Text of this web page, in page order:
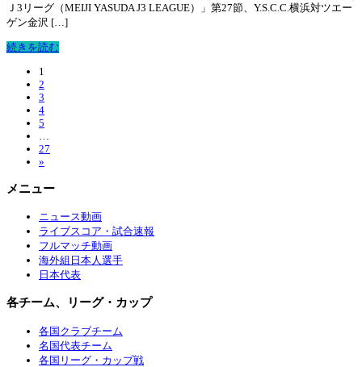
Ｊ3リーグ（MEIJI YASUDA J3 LEAGUE）」第27節、Y.S.C.C.横浜対ツエー
ゲン金沢 […]
続きを読む
1
2
3
4
5
27
»
メニュー
ニュース動画
ライブスコア・試合速報
フルマッチ動画
海外組日本人選手
日本代表
各チーム、リーグ・カップ
各国クラブチーム
名国代表チーム
各国リーグ・カップ戦